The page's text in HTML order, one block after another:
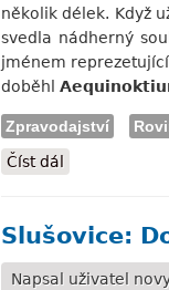
několik délek. Když
svedla nádherný
jménem
doběhl
Zpravodajství
Číst dál
Slušovice:
Napsal uživatel